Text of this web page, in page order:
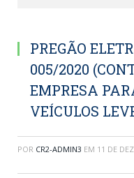
PREGÃO
005/2020
EMPRESA
VEÍCULOS
POR CR2-ADMIN3 EM 11 DE